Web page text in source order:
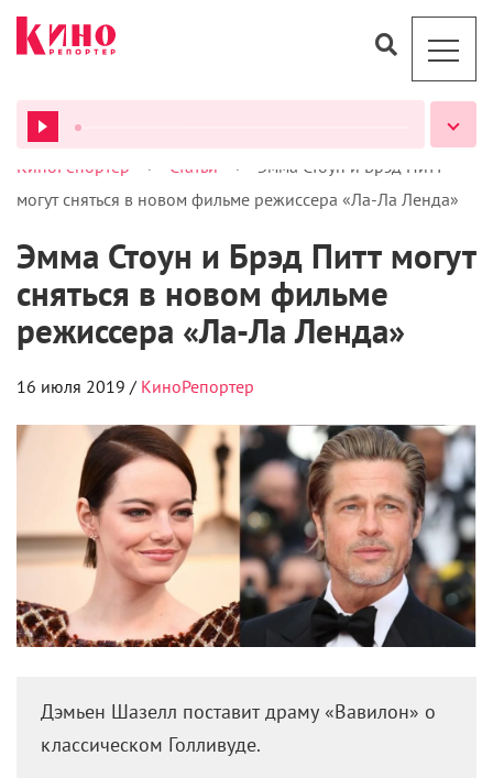
ВСЕ ПОДКАСТЫ
КиноРепортер > Статьи >
Эмма Стоун и Брэд Питт
могут сняться в новом фильме режиссера «Ла-Ла Ленда»
Эмма Стоун и Брэд Питт могут
сняться в новом фильме
режиссера «Ла-Ла Ленда»
16 июля 2019 / КиноРепортер
Дэмьен Шазелл поставит драму «Вавилон» о
классическом Голливуде.